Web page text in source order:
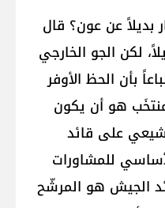
بديلاً عن عون؟ قال
لكن الجو الخارجي
بأن الحظ الأوفر
هو أن يكون
على قائد
للمشاورات
الجيش هو المرشّح